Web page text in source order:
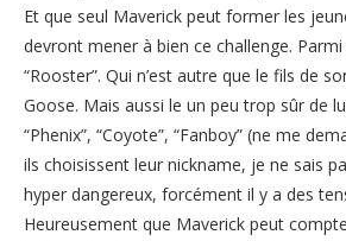
Et que seul Maverick peut former les
devront mener à bien ce challenge.
“Rooster”. Qui n’est autre que le fils de
Goose. Mais aussi le un peu trop sûr de
“Phenix”, “Coyote”, “Fanboy” (ne me
ils choisissent leur nickname, je ne sais
hyper dangereux, forcément il y a des
Heureusement que Maverick peut